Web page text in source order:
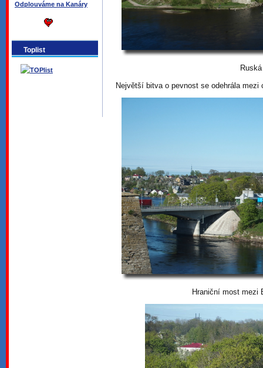
Odplouváme na Kanáry
Toplist
Největší bitva o pevnost se odehrála
Hraniční most mezi